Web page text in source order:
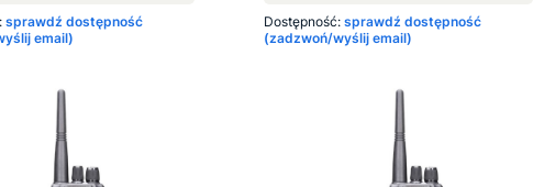
sprawdź dostępność
email)
Dostępność: sprawdź dostępność
(zadzwoń/wyślij email)